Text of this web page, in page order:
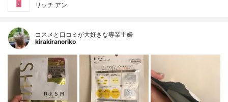
リッチ アン
コスメと口コミが大好きな専業主婦
kirakiranoriko